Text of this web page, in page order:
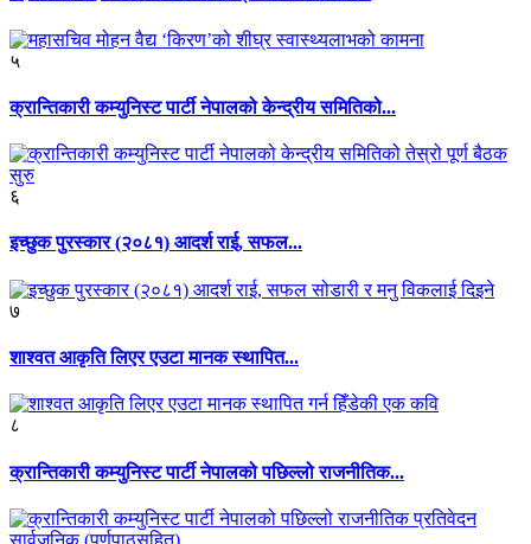
५
क्रान्तिकारी कम्युनिस्ट पार्टी नेपालको केन्द्रीय समितिको...
६
इच्छुक पुरस्कार (२०८१) आदर्श राई, सफल...
७
शाश्वत आकृति लिएर एउटा मानक स्थापित...
८
क्रान्तिकारी कम्युनिस्ट पार्टी नेपालको पछिल्लो राजनीतिक...